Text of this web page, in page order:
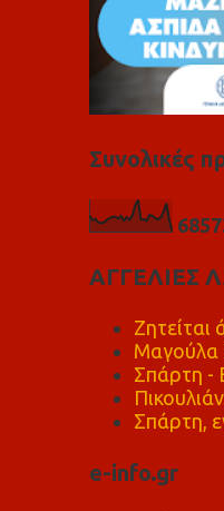
Συνολικές
6857
ΑΓΓΕΛΙΕΣ
Ζητείται
Μαγούλα
Σπάρτη -
Σπάρτη,
e-info.gr